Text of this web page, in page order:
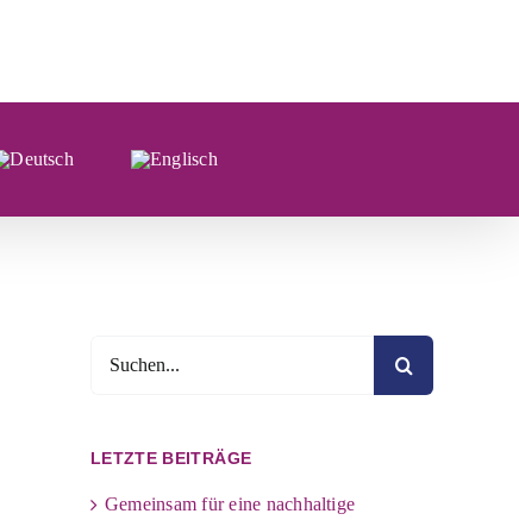
nach:
LETZTE BEITRÄGE
Gemeinsam für eine nachhaltige